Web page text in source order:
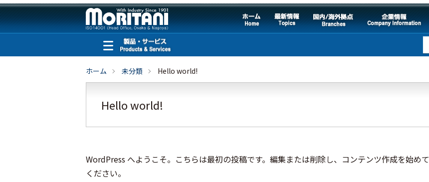
ホーム 未分類 Hello world!
Hello world!
WordPress へようこそ。こちらは最初の投稿です。編集または削除し、コンテンツ作成を始めて
ください。